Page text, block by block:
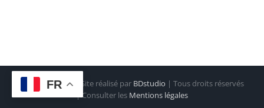
Copyright 2022 | Site réalisé par BDstudio | Tous droits réservés
| Consulter les Mentions légales
FR